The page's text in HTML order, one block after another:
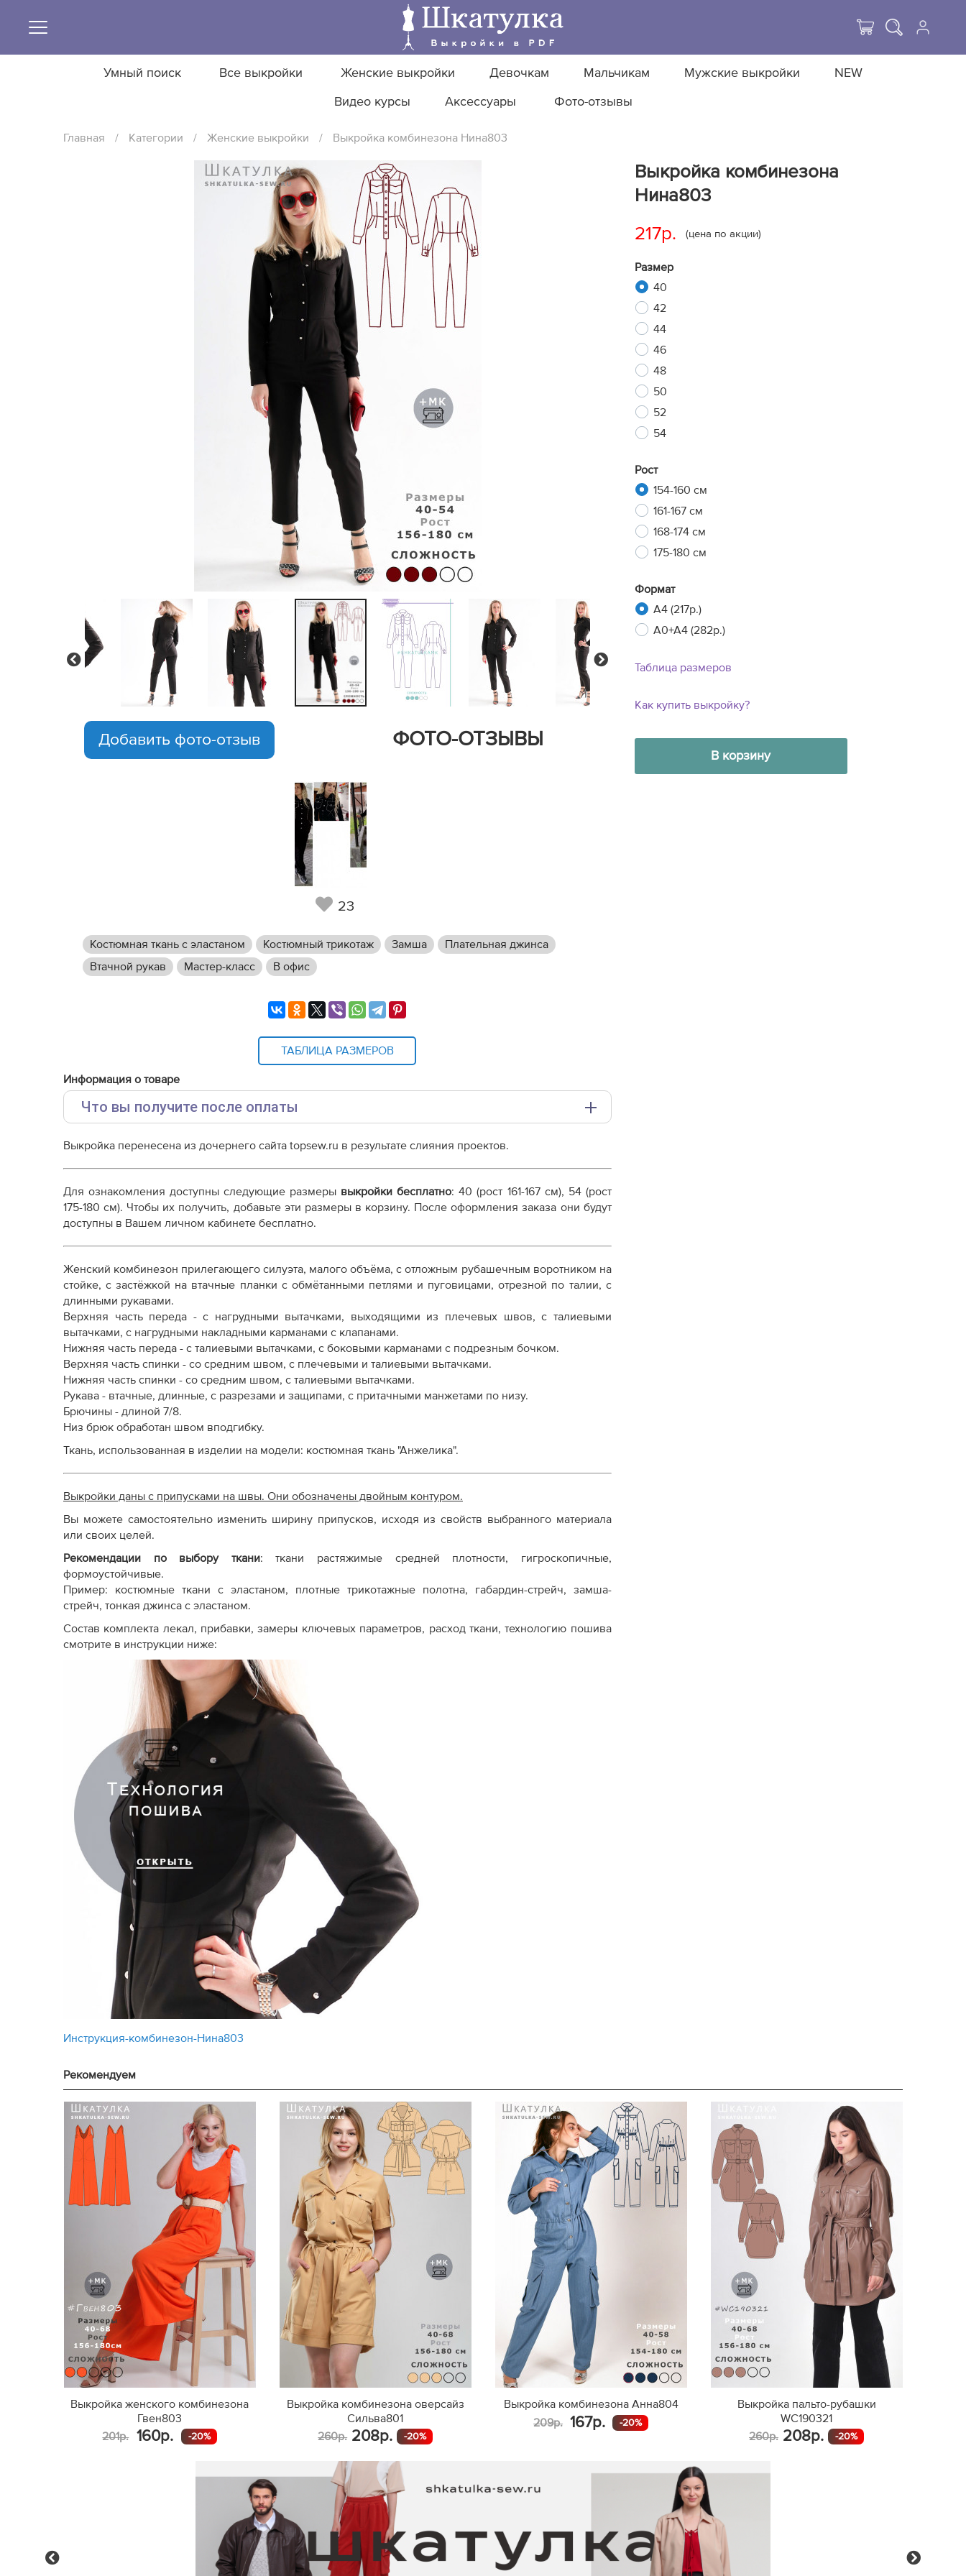
Умный поиск Все выкройки Женские выкройки Девочкам Мальчикам Мужские выкройки NEW
Видео курсы Аксессуары Фото-отзывы
Главная / Категории / Женские выкройки / Выкройка комбинезона Нина803
Next
Previous Next
Выкройка комбинезона
Нина803
217р. (цена по акции)
Размер
40
42
44
46
48
50
52
54
Рост
154-160 см
161-167 см
168-174 см
175-180 см
Формат
A4 (217р.)
A0+A4 (282р.)
Таблица размеров
Как купить выкройку?
В корзину
ФОТО-ОТЗЫВЫ
Добавить фото-отзыв
23
Костюмная ткань с эластаном Костюмный трикотаж Замша
Плательная джинса
Втачной рукав
Мастер-класс В офис
ТАБЛИЦА РАЗМЕРОВ
Информация о товаре
Что вы получите после оплаты
Выкройка PDF для печати на принтере A4 или плоттере A0 с шириной печати 810мм в зависимости
от выбора формата
Дополнительные файлы:
Справочник - виды швов
Терминология машинных работ
Терминология ВТО
Дополнение к технологии пошива
Как распечатывать выкройки
Как скорректировать готовую выкройку по росту
Выкройка перенесена из дочернего сайта topsew.ru в результате слияния проектов.
Для ознакомления доступны следующие размеры выкройки бесплатно: 40 (рост 161-167 см), 54 (рост
175-180 см). Чтобы их получить, добавьте эти размеры в корзину. После оформления заказа они будут
доступны в Вашем личном кабинете бесплатно.
Женский комбинезон прилегающего силуэта, малого объёма, с отложным рубашечным воротником на
стойке, с застёжкой на втачные планки с обмётанными петлями и пуговицами, отрезной по талии, с
длинными рукавами.
Верхняя часть переда - с нагрудными вытачками, выходящими из плечевых швов, с талиевыми
вытачками, с нагрудными накладными карманами с клапанами.
Нижняя часть переда - с талиевыми вытачками, с боковыми карманами с подрезным бочком.
Верхняя часть спинки - со средним швом, с плечевыми и талиевыми вытачками.
Нижняя часть спинки - со средним швом, с талиевыми вытачками.
Рукава - втачные, длинные, с разрезами и защипами, с притачными манжетами по низу.
Брючины - длиной 7/8.
Низ брюк обработан швом вподгибку.
Ткань, использованная в изделии на модели: костюмная ткань "Анжелика".
Выкройки даны с припусками на швы. Они обозначены двойным контуром.
Вы можете самостоятельно изменить ширину припусков, исходя из свойств выбранного материала
или своих целей.
Рекомендации по выбору ткани: ткани растяжимые средней плотности, гигроскопичные,
формоустойчивые.
Пример: костюмные ткани с эластаном, плотные трикотажные полотна, габардин-стрейч, замша-
стрейч, тонкая джинса с эластаном.
Состав комплекта лекал, прибавки, замеры ключевых параметров, расход ткани, технологию пошива
смотрите в инструкции ниже:
Инструкция-комбинезон-Нина803
Рекомендуем
Выкройка женского комбинезона
Гвен803
201р.
160р. -20%
Выкройка комбинезона оверсайз
Сильва801
260р. 208р. -20%
Выкройка комбинезона Анна804
209р.
167р. -20%
Выкройка пальто-рубашки
WC190321
260р. 208р. -20%